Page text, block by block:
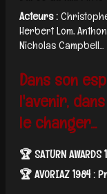
Acteurs :
Herbert Lom,
Nicholas Campbell...
Dans son
l'avenir,
le changer...
🏆 SATURN
🏆 AVORIAZ 1984